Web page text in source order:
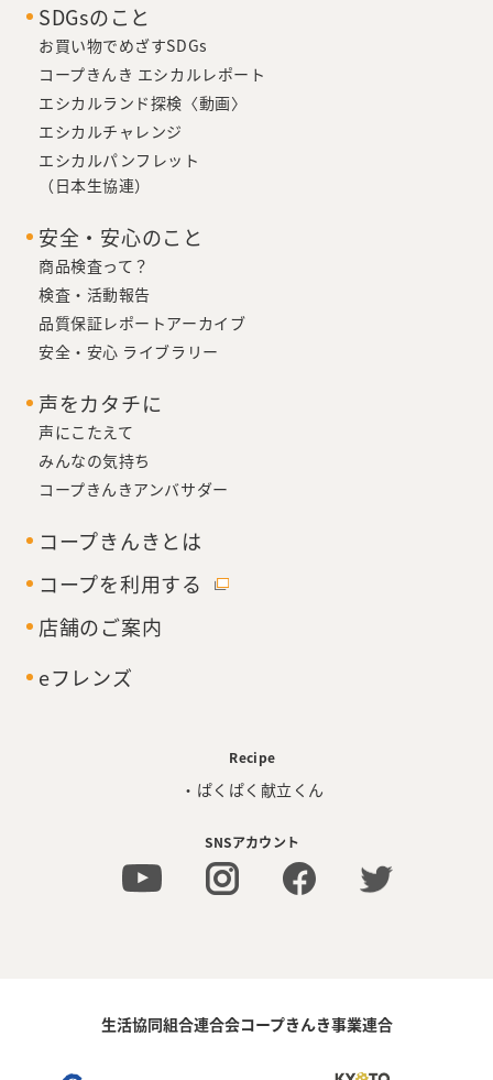
SDGsのこと
お買い物でめざすSDGs
コープきんき エシカルレポート
エシカルランド探検〈動画〉
エシカルチャレンジ
エシカルパンフレット
（日本生協連）
安全・安心のこと
商品検査って？
検査・活動報告
品質保証レポートアーカイブ
安全・安心 ライブラリー
声をカタチに
声にこたえて
みんなの気持ち
コープきんきアンバサダー
コープきんきとは
コープを利用する
店舗のご案内
eフレンズ
Recipe
・ぱくぱく献立くん
SNSアカウント
生活協同組合連合会コープきんき事業連合